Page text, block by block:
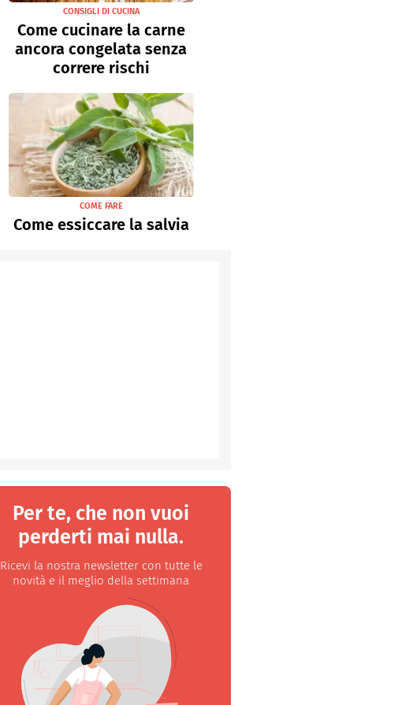
CONSIGLI DI CUCINA
Come cucinare la carne
ancora congelata senza
correre rischi
COME FARE
Come essiccare la salvia
Per te, che non vuoi
perderti mai nulla.
Ricevi la nostra newsletter con tutte le
novità e il meglio della settimana